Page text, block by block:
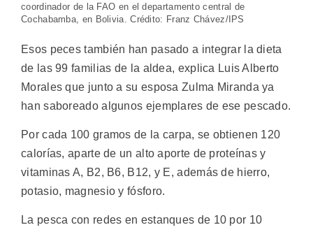
coordinador de la FAO en el departamento central de
Cochabamba, en Bolivia. Crédito: Franz Chávez/IPS
Esos peces también han pasado a integrar la dieta
de las 99 familias de la aldea, explica Luis Alberto
Morales que junto a su esposa Zulma Miranda ya
han saboreado algunos ejemplares de ese pescado.
Por cada 100 gramos de la carpa, se obtienen 120
calorías, aparte de un alto aporte de proteínas y
vitaminas A, B2, B6, B12, y E, además de hierro,
potasio, magnesio y fósforo.
La pesca con redes en estanques de 10 por 10